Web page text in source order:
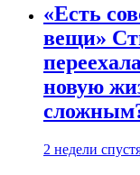
«Есть
вещи»
новую
2 недели